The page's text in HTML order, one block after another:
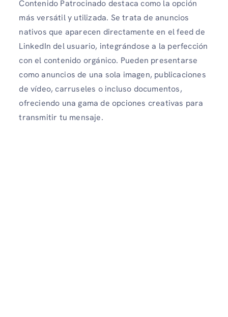
Contenido Patrocinado destaca como la opción
más versátil y utilizada. Se trata de anuncios
nativos que aparecen directamente en el feed de
LinkedIn del usuario, integrándose a la perfección
con el contenido orgánico. Pueden presentarse
como anuncios de una sola imagen, publicaciones
de vídeo, carruseles o incluso documentos,
ofreciendo una gama de opciones creativas para
transmitir tu mensaje.